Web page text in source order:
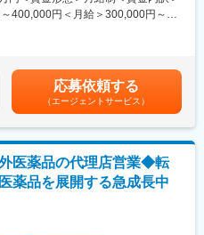
す。
するために必要となる情報を収集
し、申請を行います。
の計6名が所属しています。営業
げられるポジションです。
の研究室、研究機関などを訪問
学術担当サポートあり）
ランドの周知
よって当社の試薬について理解を
400,000円＜月給＞300,000円～
賞与2回）年収1200万円 入社5年目
給＋賞与2回）賃金はあくまでも目
上下する可能性があります。月給
です。
応募依頼する
（エージェントサービス）
医薬品の代理店営業◆転
薬品を展開する急成長中